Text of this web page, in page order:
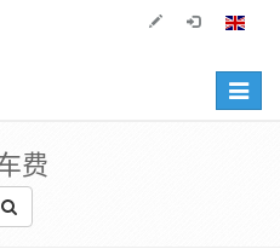
Toggle
费